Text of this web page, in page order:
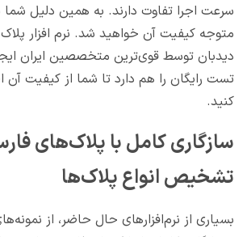
سرعت اجرا تفاوت دارند. به همین دلیل شما
متوجه کیفیت آن خواهید شد. نرم افزار
دیدبان توسط قوی‌ترین متخصصین ایران
تست رایگان را هم دارد تا شما از کیفیت
کنید.
سازگاری کامل با پلاک‌های
تشخیص انواع پلاک‌ها
بسیاری از نرم‌افزارهای حال حاضر، از